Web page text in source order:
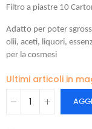
Filtro a piastre 10
Adatto per poter
olii, aceti, liquori,
per la cosmesi
Ultimi articoli in